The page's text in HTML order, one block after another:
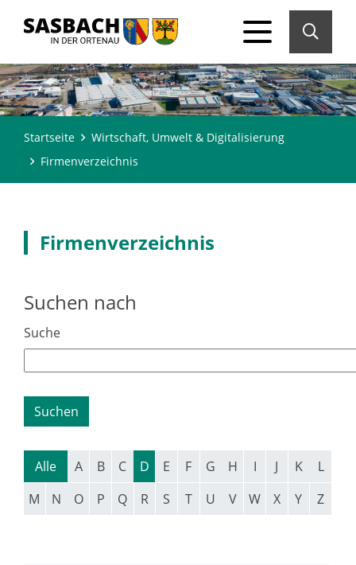
Startseite
Wirtschaft, Umwelt & Digitalisierung
Firmenverzeichnis
Firmenverzeichnis
Suchen nach
Suche
Alle A B C D E F G H I J K
L
M
N O P Q R S T U V W X Y Z